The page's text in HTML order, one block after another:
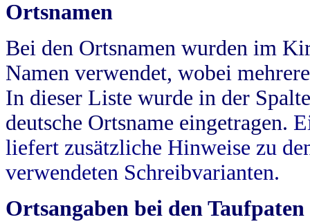
Ortsnamen
Bei den Ortsnamen wurden im
Namen verwendet, wobei
In dieser Liste wurde in der
deutsche Ortsname eingetragen.
liefert zusätzliche Hinweise zu
verwendeten Schreibvarianten.
Ortsangaben bei den Taufpaten